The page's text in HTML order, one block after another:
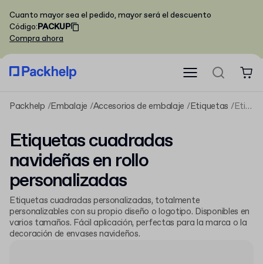
Cuanto mayor sea el pedido, mayor será el descuento
Código:PACKUP
Compra ahora
Packhelp Embalaje Accesorios de embalaje Etiquetas Etiquetas cuadradas navideñas en rollo personalizadas
Etiquetas cuadradas
navideñas en rollo
personalizadas
Etiquetas cuadradas personalizadas, totalmente
personalizables con su propio diseño o logotipo. Disponibles en
varios tamaños. Fácil aplicación, perfectas para la marca o la
decoración de envases navideños.